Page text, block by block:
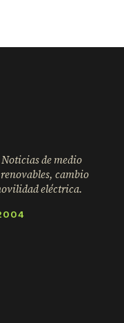
de medio
cambio
eléctrica.